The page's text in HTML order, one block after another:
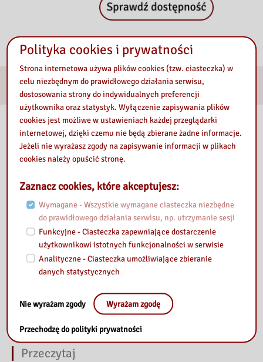
E-usługi
Nasza biblioteka
Przeczytaj
Polityka cookies i prywatności
Strona internetowa używa plików cookies (tzw. ciasteczka) w
celu niezbędnym do prawidłowego działania serwisu,
dostosowania strony do indywidualnych preferencji
użytkownika oraz statystyk. Wyłączenie zapisywania plików
cookies jest możliwe w ustawieniach każdej przeglądarki
internetowej, dzięki czemu nie będą zbierane żadne informacje.
Jeżeli nie wyrażasz zgody na zapisywanie informacji w plikach
cookies należy opuścić stronę.
Zaznacz cookies, które akceptujesz:
Wymagane - Wszystkie wymagane ciasteczka niezbędne
do prawidłowego działania serwisu, np. utrzymanie sesji
Funkcyjne - Ciasteczka zapewniające dostarczenie
użytkownikowi istotnych funkcjonalności w serwisie
Analityczne - Ciasteczka umożliwiające zbieranie
danych statystycznych
Nie wyrażam zgody Wyrażam zgodę
Przechodzę do polityki prywatności